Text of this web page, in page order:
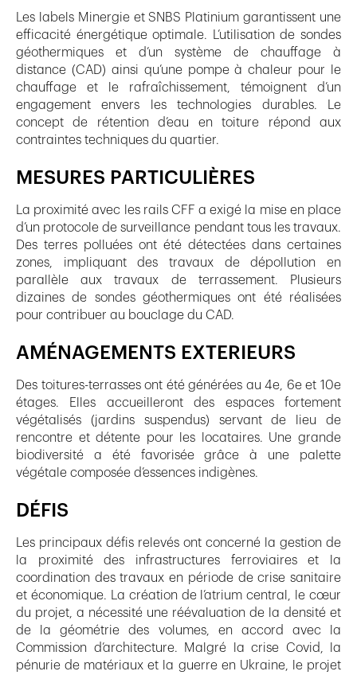
Les labels Minergie et SNBS Platinium garantissent une
efficacité énergétique optimale. L’utilisation de sondes
géothermiques et d’un système de chauffage à
distance (CAD) ainsi qu’une pompe à chaleur pour le
chauffage et le rafraîchissement, témoignent d’un
engagement envers les technologies durables. Le
concept de rétention d’eau en toiture répond aux
contraintes techniques du quartier.
MESURES PARTICULIÈRES
La proximité avec les rails CFF a exigé la mise en place
d’un protocole de surveillance pendant tous les travaux.
Des terres polluées ont été détectées dans certaines
zones, impliquant des travaux de dépollution en
parallèle aux travaux de terrassement. Plusieurs
dizaines de sondes géothermiques ont été réalisées
pour contribuer au bouclage du CAD.
AMÉNAGEMENTS EXTERIEURS
Des toitures-terrasses ont été générées au 4e, 6e et 10e
étages. Elles accueilleront des espaces fortement
végétalisés (jardins suspendus) servant de lieu de
rencontre et détente pour les locataires. Une grande
biodiversité a été favorisée grâce à une palette
végétale composée d’essences indigènes.
DÉFIS
Les principaux défis relevés ont concerné la gestion de
la proximité des infrastructures ferroviaires et la
coordination des travaux en période de crise sanitaire
et économique. La création de l’atrium central, le cœur
du projet, a nécessité une réévaluation de la densité et
de la géométrie des volumes, en accord avec la
Commission d’architecture. Malgré la crise Covid, la
pénurie de matériaux et la guerre en Ukraine, le projet